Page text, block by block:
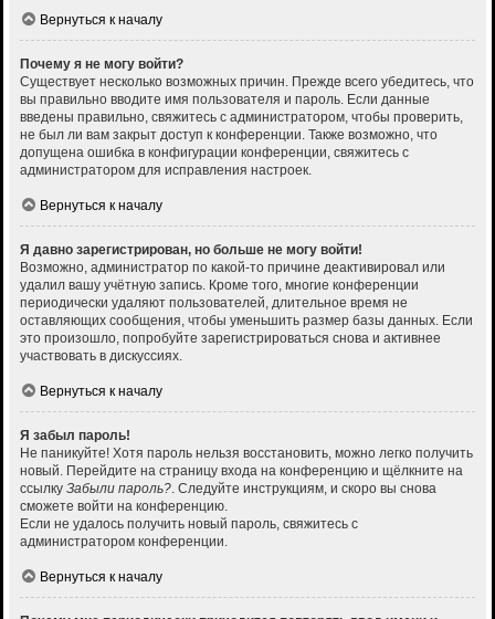
Вернуться к началу
Почему я не могу войти?
Существует несколько возможных причин. Прежде всего убедитесь, что
вы правильно вводите имя пользователя и пароль. Если данные
введены правильно, свяжитесь с администратором, чтобы проверить,
не был ли вам закрыт доступ к конференции. Также возможно, что
допущена ошибка в конфигурации конференции, свяжитесь с
администратором для исправления настроек.
Вернуться к началу
Я давно зарегистрирован, но больше не могу войти!
Возможно, администратор по какой-то причине деактивировал или
удалил вашу учётную запись. Кроме того, многие конференции
периодически удаляют пользователей, длительное время не
оставляющих сообщения, чтобы уменьшить размер базы данных. Если
это произошло, попробуйте зарегистрироваться снова и активнее
участвовать в дискуссиях.
Вернуться к началу
Я забыл пароль!
Не паникуйте! Хотя пароль нельзя восстановить, можно легко получить
новый. Перейдите на страницу входа на конференцию и щёлкните на
ссылку Забыли пароль?. Следуйте инструкциям, и скоро вы снова
сможете войти на конференцию.
Если не удалось получить новый пароль, свяжитесь с
администратором конференции.
Вернуться к началу